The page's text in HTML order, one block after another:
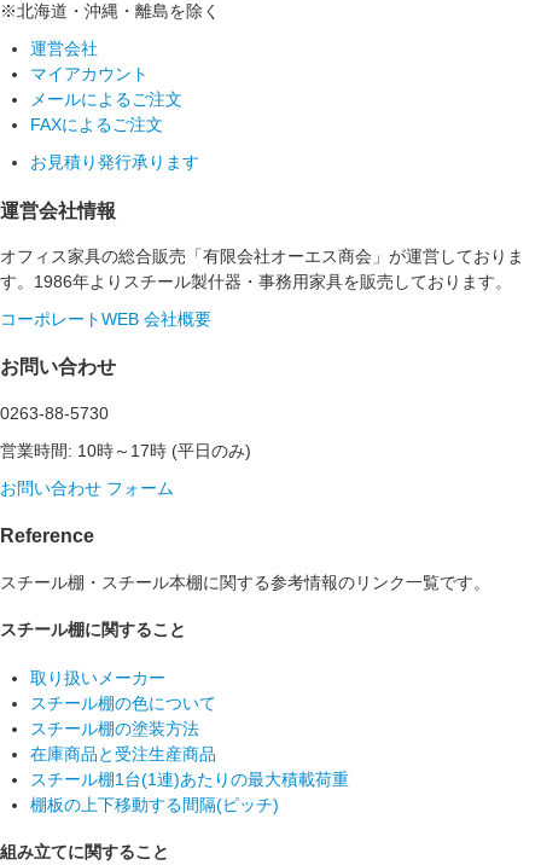
※北海道・沖縄・離島を除く
運営会社
マイアカウント
メールによるご注文
FAXによるご注文
お見積り発行承ります
運営会社情報
オフィス家具の総合販売「有限会社オーエス商会」が運営しておりま
す。1986年よりスチール製什器・事務用家具を販売しております。
コーポレートWEB 会社概要
お問い合わせ
0263-88-5730
営業時間: 10時～17時 (平日のみ)
お問い合わせ フォーム
Reference
スチール棚・スチール本棚に関する参考情報のリンク一覧です。
スチール棚に関すること
取り扱いメーカー
スチール棚の色について
スチール棚の塗装方法
在庫商品と受注生産商品
スチール棚1台(1連)あたりの最大積載荷重
棚板の上下移動する間隔(ピッチ)
組み立てに関すること